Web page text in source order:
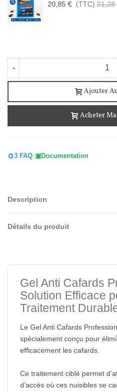
20,85 € (TTC) 21,28
-
Ajouter
Acheter
3 FAQ Documentation
Description
Détails du produit
Gel Anti Cafards
Solution Efficace
Traitement
Le Gel Anti Cafards
spécialement conçu pour
efficacement les cafards.
Ce traitement ciblé permet
d’accès où ces nuisibles se